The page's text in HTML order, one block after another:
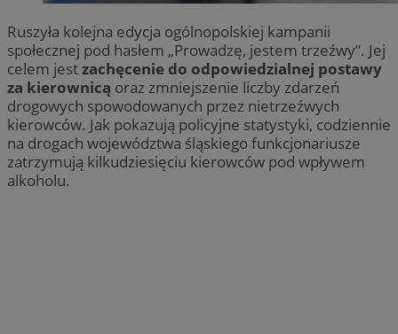
Ruszyła kolejna edycja ogólnopolskiej kampanii
społecznej pod hasłem „Prowadzę, jestem trzeźwy”. Jej
celem jestzachęcenie do odpowiedzialnej postawy
za kierownicą oraz zmniejszenie liczby zdarzeń
drogowych spowodowanych przez nietrzeźwych
kierowców. Jak pokazują policyjne statystyki, codziennie
na drogach województwa śląskiego funkcjonariusze
zatrzymują kilkudziesięciu kierowców pod wpływem
alkoholu.